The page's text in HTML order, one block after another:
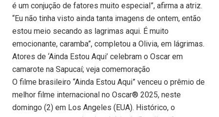
é um conjução de fatores muito especial”, afirma a atriz.
“Eu não tinha visto ainda tanta imagens de ontem, então
estou meio secando as lagrimas aqui. É muito
emocionante, caramba”, completou a Olivia, em lágrimas.
Atores de ‘Ainda Estou Aqui’ celebram o Oscar em
camarote na Sapucaí; veja comemoração
O filme brasileiro “Ainda Estou Aqui” venceu o prêmio de
melhor filme internacional no Oscar® 2025, neste
domingo (2) em Los Angeles (EUA). Histórico, o